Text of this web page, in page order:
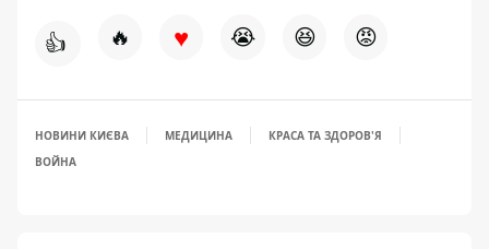
👍 🔥 ♥ 😭 😆 😡
НОВИНИ КИЄВА МЕДИЦИНА
КРАСА ТА ЗДОРОВ'Я
ВОЙНА